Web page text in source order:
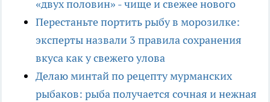
«двух половин» - чище и свежее нового
Перестаньте портить рыбу в морозилке:
эксперты назвали 3 правила сохранения
вкуса как у свежего улова
Делаю минтай по рецепту мурманских
рыбаков: рыба получается сочная и нежная